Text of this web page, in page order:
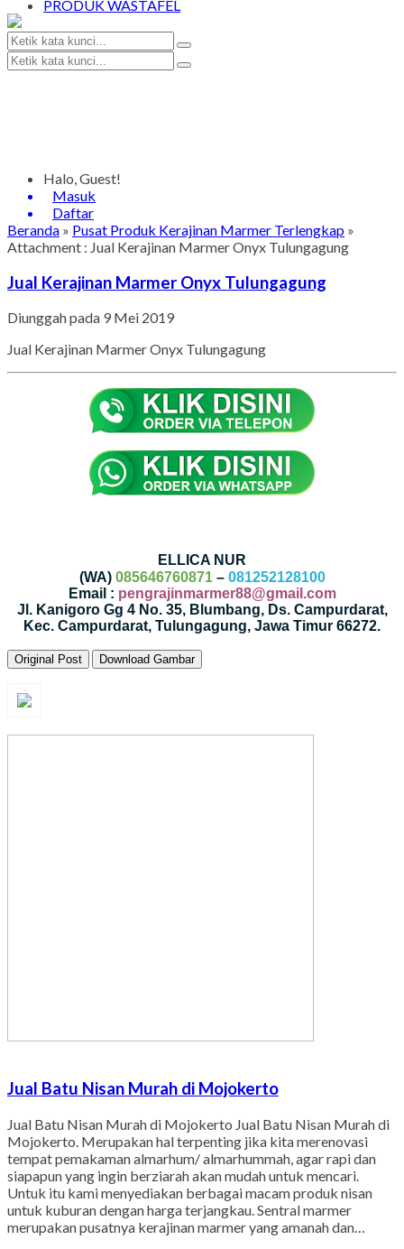
PRODUK WASTAFEL
Halo, Guest!
Masuk
Daftar
Beranda » Pusat Produk Kerajinan Marmer Terlengkap »
Attachment : Jual Kerajinan Marmer Onyx Tulungagung
Jual Kerajinan Marmer Onyx Tulungagung
Diunggah pada 9 Mei 2019
Jual Kerajinan Marmer Onyx Tulungagung
ELLICA NUR
(WA) 085646760871– 081252128100
Email : pengrajinmarmer88@gmail.com
Jl. Kanigoro Gg 4 No. 35, Blumbang, Ds. Campurdarat,
Kec. Campurdarat, Tulungagung, Jawa Timur 66272.
Original Post Download Gambar
Jual Batu Nisan Murah di Mojokerto
Jual Batu Nisan Murah di Mojokerto Jual Batu Nisan Murah di
Mojokerto. Merupakan hal terpenting jika kita merenovasi
tempat pemakaman almarhum/ almarhummah, agar rapi dan
siapapun yang ingin berziarah akan mudah untuk mencari.
Untuk itu kami menyediakan berbagai macam produk nisan
untuk kuburan dengan harga terjangkau. Sentral marmer
merupakan pusatnya kerajinan marmer yang amanah dan…